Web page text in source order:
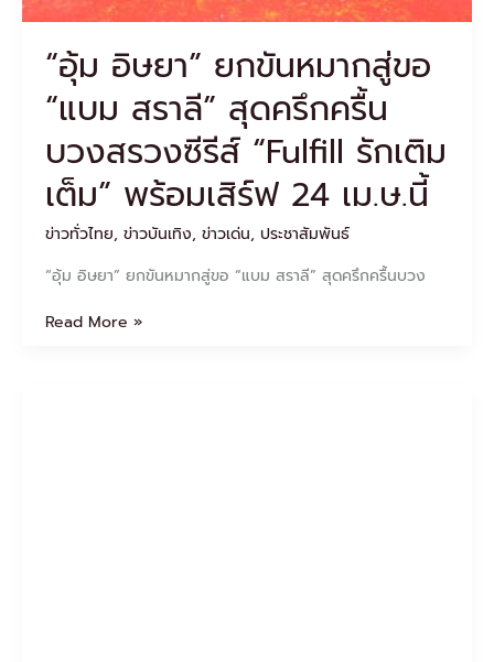
“อุ้ม อิษยา” ยกขันหมากสู่ขอ
“แบม สราลี” สุดครึกครื้น
บวงสรวงซีรีส์ “Fulfill รักเติม
เต็ม” พร้อมเสิร์ฟ 24 เม.ษ.นี้
ข่าวทั่วไทย, ข่าวบันเทิง, ข่าวเด่น, ประชาสัมพันธ์
“อุ้ม อิษยา” ยกขันหมากสู่ขอ “แบม สราลี” สุดครึกครื้นบวง
“Fulfill
รัก
เติม
เต็ม”
พร้อม
เสิร์ฟ
24
เม.ษ.นี้
Read More »